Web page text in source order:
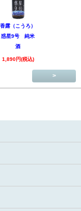
香露（こうろ）
惑星9号 純米
酒
1,890円(税込)
>